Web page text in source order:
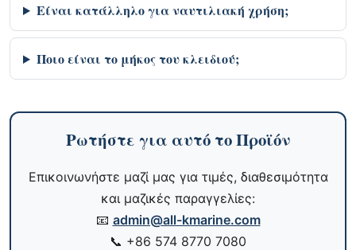
Είναι κατάλληλο για ναυτιλιακή χρήση;
Ποιο είναι το μήκος του κλειδιού;
Ρωτήστε για αυτό το Προϊόν
Επικοινωνήστε μαζί μας για τιμές, διαθεσιμότητα
και μαζικές παραγγελίες:
📧 admin@all-kmarine.com
📞 +86 574 8770 7080